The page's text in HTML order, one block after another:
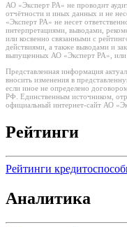
АО «Эксперт РА» не проводит
отчётности и иных данных и не
«Эксперт РА» не несет
интерпретациями, выводами,
или косвенно связанными с
действиями, а также выводами и
выпущенных АО «Эксперт РА», или
Представленная информация
вносить изменения в
если иное не определено
РФ. Единственным источником,
официальный интернет-сайт АО
Рейтинги
Рейтинги
Аналитика